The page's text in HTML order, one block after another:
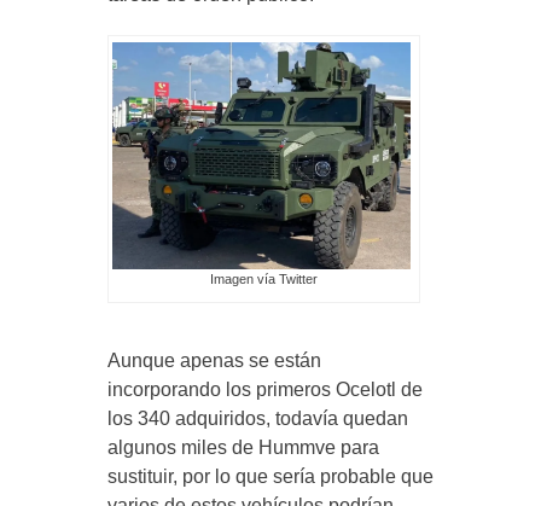
Imagen vía Twitter
Aunque apenas se están
incorporando los primeros Ocelotl de
los 340 adquiridos, todavía quedan
algunos miles de Hummve para
sustituir, por lo que sería probable que